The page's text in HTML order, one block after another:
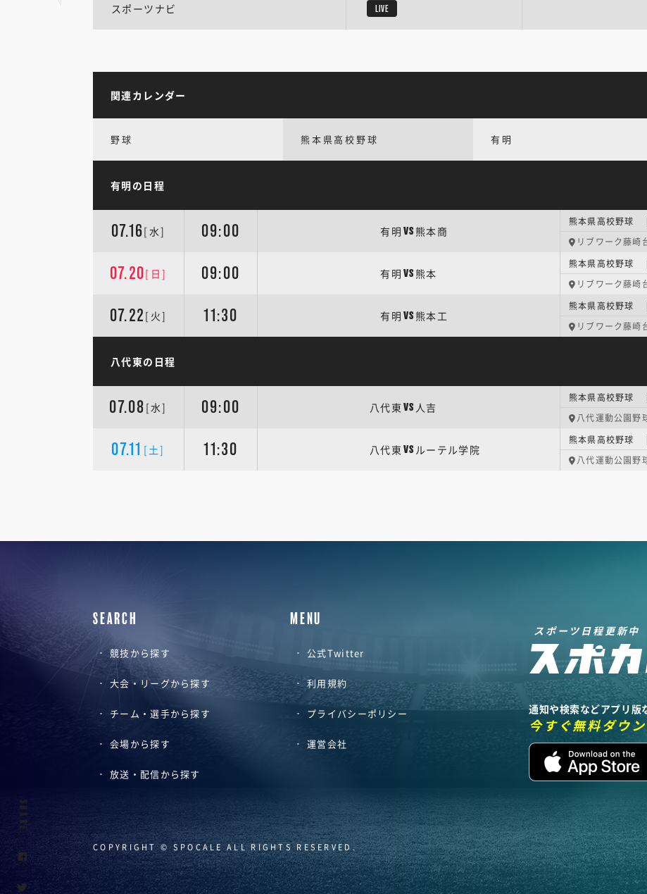
スポーツナビ LIVE
関連カレンダー
野球 熊本県高校野球 有明
有明の日程
07.16[水] 09:00 有明 VS熊本商
熊本県高校野
リブワーク藤崎
07.20[日] 09:00 有明 VS熊本
熊本県高校野球
リブワーク藤崎
07.22 [火] 11:30 有明 VS熊本工
熊本県高校野
リブワーク藤崎
八代東の日程
07.08 [水] 09:00 八代東 VS 人吉
熊本県高校野
八代運動公園野
07.11 [土] 11:30 八代東 VS ルーテル学院
熊本県高校野
八代運動公園野
SEARCH
競技から探す
大会・リーグから探す
チーム・選手から探す
会場から探す
放送・配信から探す
MENU
公式Twitter
利用規約
プライバシーポリシー
運営会社
スポーツ日程更新中
通知や検索などアプリ版
今すぐ無料ダウ
COPYRIGHT © SPOCALE ALL RIGHTS RESERVED.
SHARE